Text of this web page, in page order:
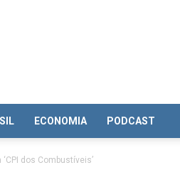
ECONOMIA PODCAST
dos Combustíveis’